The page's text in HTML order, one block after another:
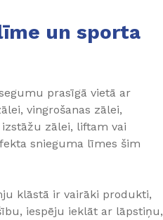
un sporta
prasīgā vietā ar
vingrošanas zālei,
zālei, liftam vai
snieguma līmes šim
klāstā ir vairāki produkti,
iespēju ieklāt ar lāpstiņu,